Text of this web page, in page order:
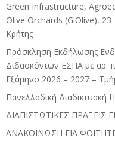
Green Infrastructure,
Olive Orchards (GiOlive),
Κρήτης
Πρόσκληση Εκδήλωσης
Διδασκόντων ΕΣΠΑ με αρ.
Εξάμηνο 2026 – 2027 –
Πανελλαδική Διαδικτυακή
ΔΙΑΠΙΣΤΩΤΙΚΕΣ ΠΡΑΞΕΙΣ
ΑΝΑΚΟΙΝΩΣΗ ΓΙΑ